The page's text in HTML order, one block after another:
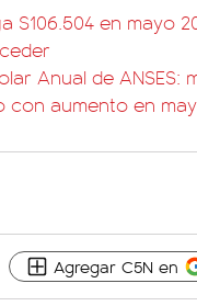
$106.504 en mayo
Anual de ANSES:
con aumento en
Agregar C5N en